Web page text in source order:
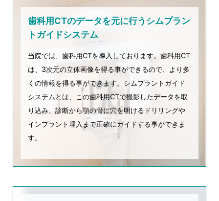
歯科用CTのデータを元に行うシムプラン
トガイドシステム
当院では、歯科用CTを導入しております。歯科用CT
は、3次元の立体画像を得る事ができるので、より多
くの情報を得る事ができます。シムプラントガイド
システムとは、この歯科用CTで撮影したデータを取
り込み、診断から顎の骨に穴を明けるドリリングや
インプラント埋入まで正確にガイドする事ができま
す。